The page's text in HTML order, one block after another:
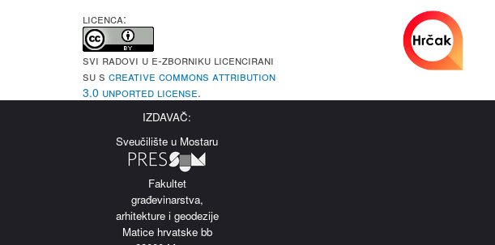
LICENCA:
Svi radovi u e-Zborniku licencirani
su s Creative Commons Attribution
3.0 Unported License.
IZDAVAČ:
Sveučilište u Mostaru
Fakultet
građevinarstva,
arhitekture i geodezije
Matice hrvatske bb